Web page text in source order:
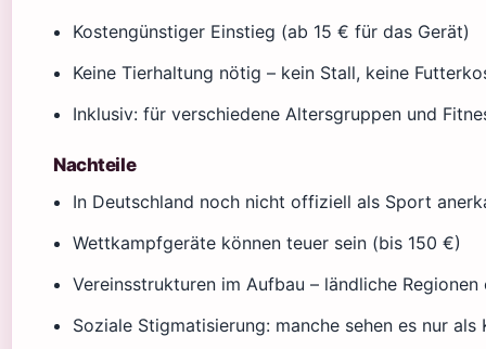
Kostengünstiger Einstieg (ab 15 € für das Gerät)
Keine Tierhaltung nötig – kein Stall, keine
Inklusiv: für verschiedene Altersgruppen und
Nachteile
In Deutschland noch nicht offiziell als Sport
Wettkampfgeräte können teuer sein (bis 150 €)
Vereinsstrukturen im Aufbau – ländliche
Soziale Stigmatisierung: manche sehen es nur als